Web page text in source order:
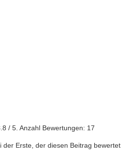
/ 5. Anzahl Bewertungen: 17
der Erste, der diesen Beitrag